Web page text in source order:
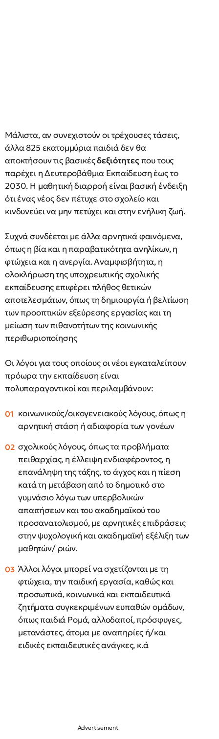
Μάλιστα, αν συνεχιστούν οι τρέχουσες τάσεις,
άλλα 825 εκατομμύρια παιδιά δεν θα
αποκτήσουν τις βασικέςδεξιότητεςπου τους
παρέχει η Δευτεροβάθμια Εκπαίδευση έως το
2030. Η μαθητική διαρροή είναι βασική ένδειξη
ότι ένας νέος δεν πέτυχε στο σχολείο και
κινδυνεύει να μην πετύχει και στην ενήλικη ζωή.
Συχνά συνδέεται με άλλα αρνητικά φαινόμενα,
όπως η βία και η παραβατικότητα ανηλίκων, η
φτώχεια και η ανεργία. Αναμφισβήτητα, η
ολοκλήρωση της υποχρεωτικής σχολικής
εκπαίδευσης επιφέρει πλήθος θετικών
αποτελεσμάτων, όπως τη δημιουργία ή βελτίωση
των προοπτικών εξεύρεσης εργασίας και τη
μείωση των πιθανοτήτων της κοινωνικής
περιθωριοποίησης
Οι λόγοι για τους οποίους οι νέοι εγκαταλείπουν
πρόωρα την εκπαίδευση είναι
πολυπαραγοντικοί και περιλαμβάνουν:
κοινωνικούς/οικογενειακούς λόγους, όπως η
αρνητική στάση ή αδιαφορία των γονέων
σχολικούς λόγους, όπως τα προβλήματα
πειθαρχίας, η έλλειψη ενδιαφέροντος, η
επανάληψη της τάξης, το άγχος και η πίεση
κατά τη μετάβαση από το δημοτικό στο
γυμνάσιο λόγω των υπερβολικών
απαιτήσεων και του ακαδημαϊκού του
προσανατολισμού, με αρνητικές επιδράσεις
στην ψυχολογική και ακαδημαϊκή εξέλιξη των
μαθητών/ ριών.
Άλλοι λόγοι μπορεί να σχετίζονται με τη
φτώχεια, την παιδική εργασία, καθώς και
προσωπικά, κοινωνικά και εκπαιδευτικά
ζητήματα συγκεκριμένων ευπαθών ομάδων,
όπως παιδιά Ρομά, αλλοδαποί, πρόσφυγες,
μετανάστες, άτομα με αναπηρίες ή/και
ειδικές εκπαιδευτικές ανάγκες, κ.ά